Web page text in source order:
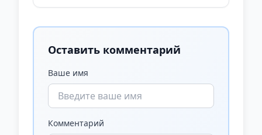
Оставить комментарий
Ваше имя
Комментарий